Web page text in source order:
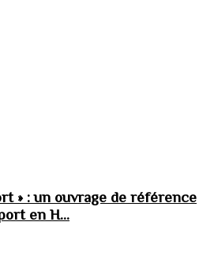
» : un ouvrage de référence
en H...